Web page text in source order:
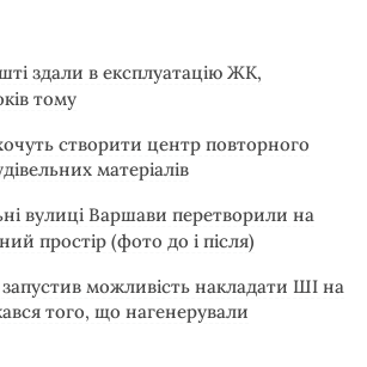
здали в експлуатацію ЖК,
тому
створити центр повторного
матеріалів
вулиці Варшави перетворили на
простір (фото до і після)
можливість накладати ШІ на
того, що нагенерували